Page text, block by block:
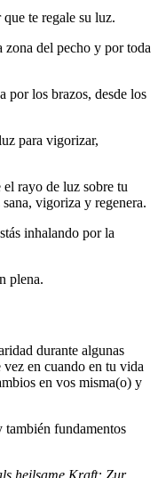
te regale su luz.
zona del pecho y por toda
por los brazos, desde los
para vigorizar,
rayo de luz sobre tu
vigoriza y regenera.
inhalando por la
plena.
durante algunas
vez en cuando en tu vida
en vos misma(o) y
también fundamentos
heilsame Kraft: Zur